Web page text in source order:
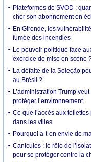
Plateformes de SVOD :
cher son abonnement en
En Gironde, les
fumée des incendies
Le pouvoir politique face
exercice de mise en scène
La défaite de la Seleção
au Brésil ?
L’administration Trump
protéger l’environnement
Ce que l’accès aux
dans les villes
Pourquoi a-t-on envie de
Canicules : le rôle de
pour se protéger contre la